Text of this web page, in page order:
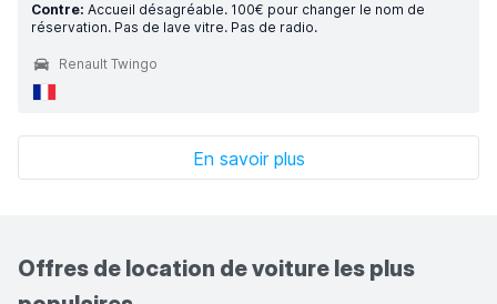
Contre: Accueil désagréable. 100€ pour changer le nom de
réservation. Pas de lave vitre. Pas de radio.
Renault Twingo
En savoir plus
Offres de location de voiture les plus